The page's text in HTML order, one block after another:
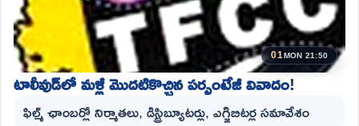
01MON 21:50
టాలీవుడ్‌లో మళ్లీ మొదటికొచ్చిన పర్సంటేజీ వివాదం!
ఫిల్మ్ ఛాంబర్లో నిర్మాతలు, డిస్ట్రిబ్యూటర్లు, ఎగ్జిబిటర్ల సమావేశం